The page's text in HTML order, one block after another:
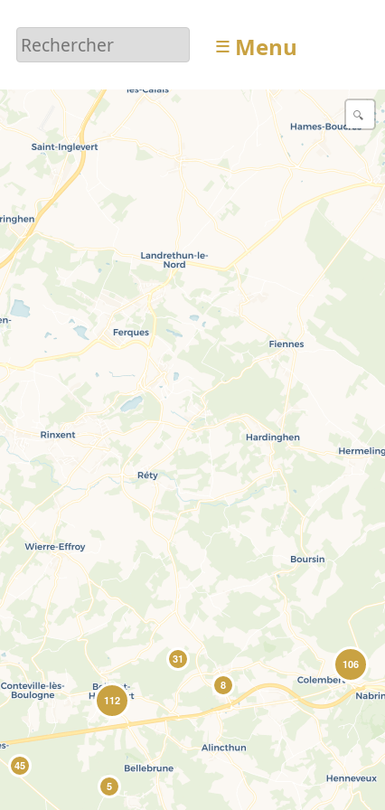
≡ Menu
106
31
8
5
45
112